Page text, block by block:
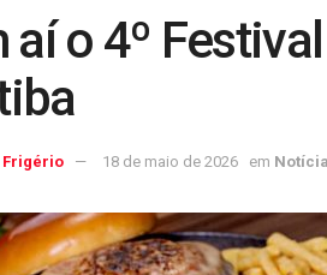
aí o 4º
18 de maio de 2026 em